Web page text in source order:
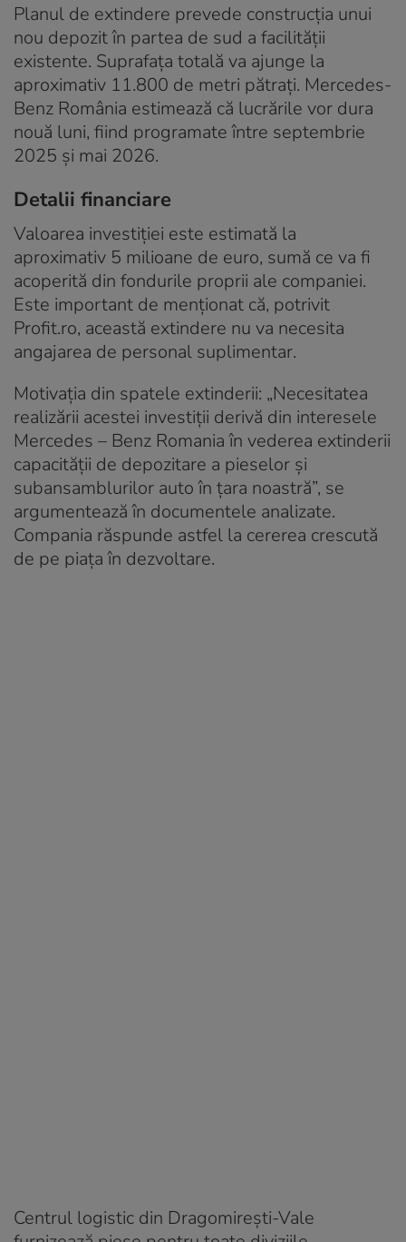
Planul de extindere prevede construcția unui
nou depozit în partea de sud a facilității
existente. Suprafața totală va ajunge la
aproximativ 11.800 de metri pătrați. Mercedes-
Benz România estimează că lucrările vor dura
nouă luni, fiind programate între septembrie
2025 și mai 2026.
Detalii financiare
Valoarea investiției este estimată la
aproximativ 5 milioane de euro, sumă ce va fi
acoperită din fondurile proprii ale companiei.
Este important de menționat că, potrivit
Profit.ro, această extindere nu va necesita
angajarea de personal suplimentar.
Motivația din spatele extinderii: „Necesitatea
realizării acestei investiții derivă din interesele
Mercedes – Benz Romania în vederea extinderii
capacității de depozitare a pieselor și
subansamblurilor auto în țara noastră”, se
argumentează în documentele analizate.
Compania răspunde astfel la cererea crescută
de pe piața în dezvoltare.
Centrul logistic din Dragomirești-Vale